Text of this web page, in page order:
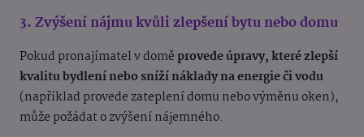
3. Zvýšení nájmu kvůli zlepšení bytu nebo domu
Pokud pronajímatel v domě provede úpravy, které zlepší
kvalitu bydlení nebo sníží náklady na energie či vodu
(například provede zateplení domu nebo výměnu oken),
může požádat o zvýšení nájemného.